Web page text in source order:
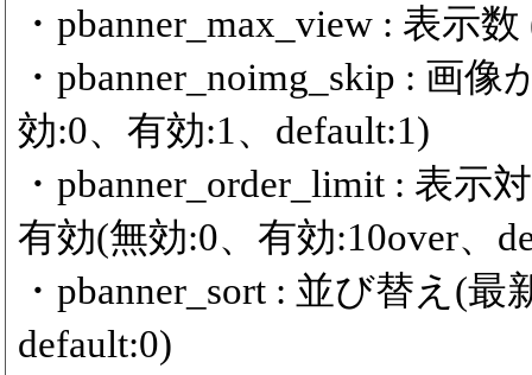
・pbanner_max_view : 表示
・pbanner_noimg_skip : 画
効:0、有効:1、default:1)
・pbanner_order_limit : 表
有効(無効:0、有効:10over、
・pbanner_sort : 並び替え(
default:0)